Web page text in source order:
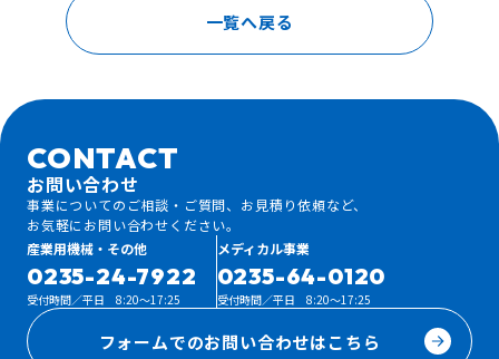
一覧へ戻る
CONTACT
お問い合わせ
事業についてのご相談・ご質問、お見積り依頼など、
お気軽にお問い合わせください。
産業用機械・その他
0235-24-7922
受付時間／平日 8:20～17:25
メディカル事業
0235-64-0120
受付時間／平日 8:20～17:25
フォームでのお問い合わせはこちら